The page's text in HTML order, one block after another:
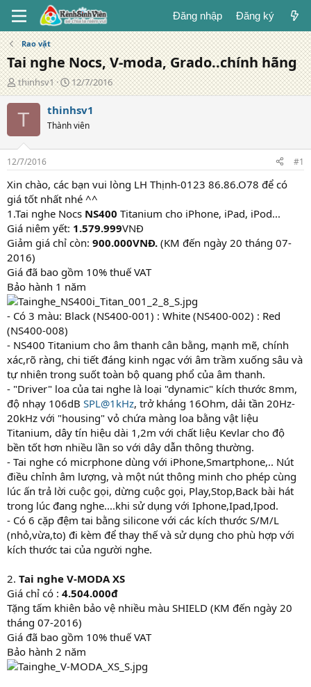
Đăng nhập Đăng ký
Rao vặt
Tai nghe Nocs, V-moda, Grado..chính hãng
T
á
c
ả
thinhsv1
N
g
à
đ
g
12/7/2016
T thinhsv1
Thành viên
12/7/2016 #1
Xin chào, các bạn vui lòng LH Thịnh-0123 86.86.O78 để có
giá tốt nhất nhé ^^
1.Tai nghe Nocs NS400 Titanium cho iPhone, iPad, iPod...
Giá niêm yết: 1.579.999VNĐ
Giảm giá chỉ còn: 900.000VNĐ. (KM đến ngày 20 tháng 07-
2016)
Giá đã bao gồm 10% thuế VAT
Bảo hành 1 năm
- Có 3 màu: Black (NS400-001) : White (NS400-002) : Red
(NS400-008)
- NS400 Titanium cho âm thanh cân bằng, mạnh mẽ, chính
xác,rõ ràng, chi tiết đáng kinh ngạc với âm trầm xuống sâu và
tự nhiên trong suốt toàn bộ quang phổ của âm thanh.
- "Driver" loa của tai nghe là loại "dynamic" kích thước 8mm,
độ nhạy 106dB SPL@1kHz, trở kháng 16Ohm, dải tần 20Hz-
20kHz với "housing" vỏ chứa màng loa bằng vật liệu
Titanium, dây tín hiệu dài 1,2m với chất liệu Kevlar cho độ
bền tốt hơn nhiều lần so với dây dẫn thông thường.
- Tai nghe có micrphone dùng với iPhone,Smartphone,.. Nút
điều chỉnh âm lượng, và một nút thông minh cho phép cùng
lúc ấn trả lời cuộc gọi, dừng cuộc gọi, Play,Stop,Back bài hát
trong lúc đang nghe....khi sử dụng với Iphone,Ipad,Ipod.
- Có 6 cặp đệm tai bằng silicone với các kích thước S/M/L
(nhỏ,vừa,to) đi kèm để thay thế và sử dụng cho phù hợp với
kích thước tai của người nghe.
2. Tai nghe V-MODA XS
Giá chỉ có : 4.504.000đ
Tặng tấm khiên bảo vệ nhiều màu SHIELD (KM đến ngày 20
tháng 07-2016)
Giá đã bao gồm 10% thuế VAT
Bảo hành 2 năm